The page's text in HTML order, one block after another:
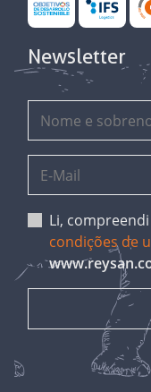
Newsletter
Li,
condições de